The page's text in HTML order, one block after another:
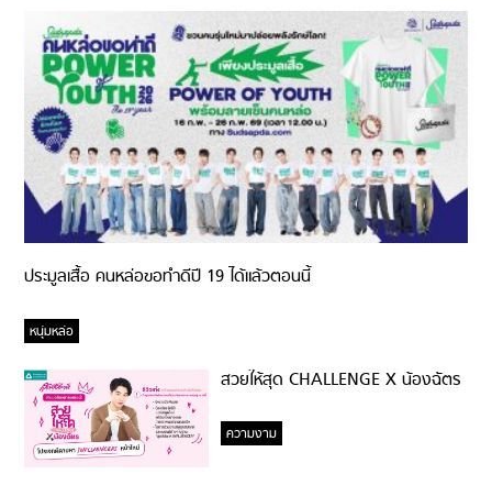
ประมูลเสื้อ คนหล่อขอทำดีปี 19 ได้แล้วตอนนี้
หนุ่มหล่อ
สวยให้สุด CHALLENGE X น้องฉัตร
ความงาม